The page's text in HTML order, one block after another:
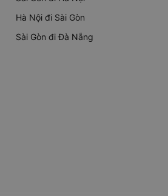
Hà Nội đi Sài Gòn
Sài Gòn đi Đà Nẵng